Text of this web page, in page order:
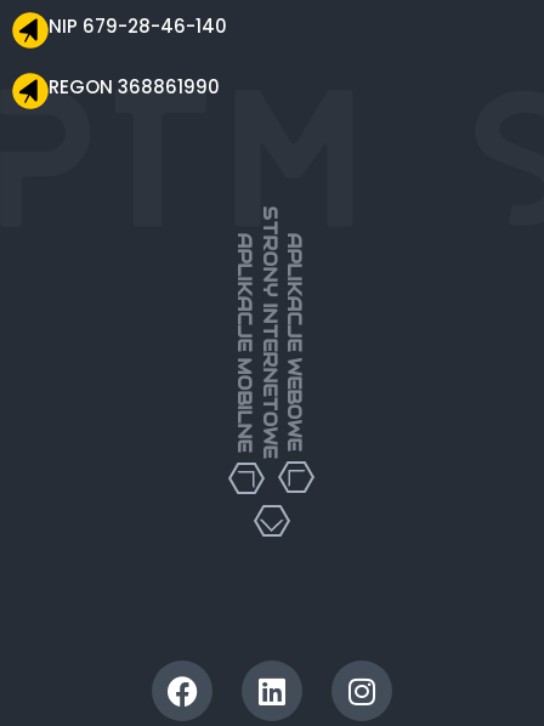
NIP 679-28-46-140
REGON 368861990
APLIKACJE MOBILNESTRONY INTERNETOWEAPLIKACJE WEBOWE